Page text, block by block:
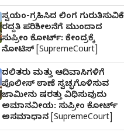
ಸ್ವಯಂ-ಗ್ರಹಿಸಿದ ಲಿಂಗ ಗುರುತಿಸುವಿಕೆ
ರದ್ದತಿ ಪರಿಶೀಲನೆಗೆ ಮುಂದಾದ
ಸುಪ್ರೀಂ ಕೋರ್ಟ್: ಕೇಂದ್ರಕ್ಕೆ
ನೋಟಿಸ್ [SupremeCourt]
ದಲಿತರು ಮತ್ತು ಆದಿವಾಸಿಗಳಿಗೆ
ಪೊಲೀಸ್ ಠಾಣೆ ಸ್ವಚ್ಛಗೊಳಿಸುವ
ಜಾಮೀನು ಷರತ್ತು ವಿಧಿಸುವುದು
ಅಮಾನವೀಯ: ಸುಪ್ರೀಂ ಕೋರ್ಟ್
ಅಸಮಾಧಾನ [SupremeCourt]